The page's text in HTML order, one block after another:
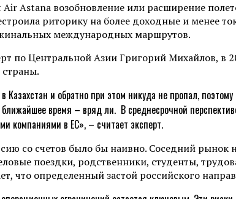
Astana возобновление или расширение
риторику на более доходные и менее
международных маршрутов.
по Центральной Азии Григорий Михайлов, в
Казахстан и обратно при этом никуда не пропал,
время – вряд ли. В среднесрочной
компаниями в ЕС», – считает эксперт.
со счетов было бы наивно. Соседний
поездки, родственники, студенты,
что определенный застой российского